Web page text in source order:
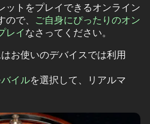
ットをプレイできるオンライン
で、 ご自身にぴったりのオン
レイなさってください。
お使いのデバイスでは利用
イルを選択して、リアルマ